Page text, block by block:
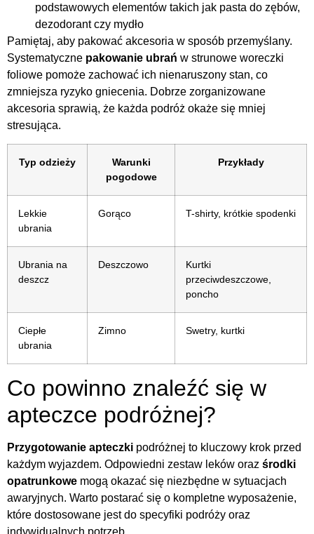
podstawowych elementów takich jak pasta do zębów,
dezodorant czy mydło
Pamiętaj, aby pakować akcesoria w sposób przemyślany.
Systematyczne pakowanie ubrań w strunowe woreczki
foliowe pomoże zachować ich nienaruszony stan, co
zmniejsza ryzyko gniecenia. Dobrze zorganizowane
akcesoria sprawią, że każda podróż okaże się mniej
stresująca.
Typ odzieży
Warunki
pogodowe
Przykłady
Lekkie
ubrania
Gorąco T-shirty, krótkie spodenki
Ubrania na
deszcz
Deszczowo
Kurtki
przeciwdeszczowe,
poncho
Ciepłe
ubrania
Zimno Swetry, kurtki
Co powinno znaleźć się w
apteczce podróżnej?
Przygotowanie apteczki podróżnej to kluczowy krok przed
każdym wyjazdem. Odpowiedni zestaw leków oraz środki
opatrunkowe mogą okazać się niezbędne w sytuacjach
awaryjnych. Warto postarać się o kompletne wyposażenie,
które dostosowane jest do specyfiki podróży oraz
indywidualnych potrzeb.